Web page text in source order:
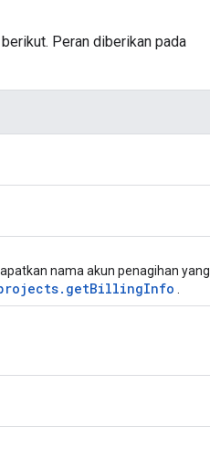
Peran diberikan pada
nama akun penagihan yang